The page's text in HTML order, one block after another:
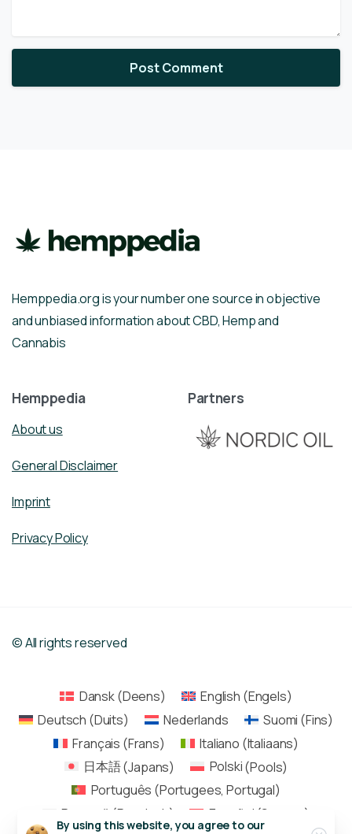
Hemppedia.org is your number one source in objective
and unbiased information about CBD, Hemp and
Cannabis
Hemppedia
About us
General Disclaimer
Imprint
Privacy Policy
Partners
© All rights reserved
By using this website, you agree to our Close
Dansk(Deens) English (Engels)
Deutsch (Duits) Nederlands Suomi (Fins)
Français (Frans) Italiano (Italiaans)
日本語(Japans) Polski(Pools)
Português (Portugees, Portugal)
Русский (Russisch ) Español (Spaans )